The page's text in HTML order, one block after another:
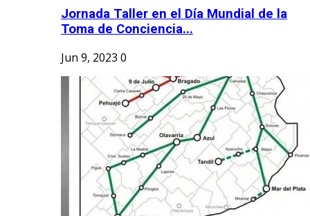
Jornada Taller en el Día Mundial de la
Toma de Conciencia...
Jun 9, 2023 0